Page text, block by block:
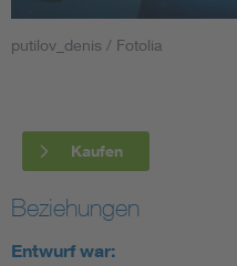
Smart Cities
Blitzschutz: DIN EN 62305
Circular Economy für
putilov_denis / Fotolia
Kaufen
Beziehungen
Entwurf war: